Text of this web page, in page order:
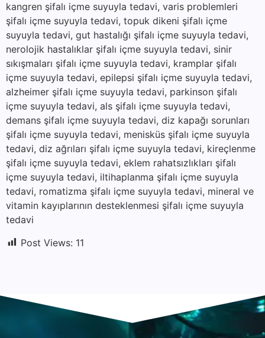
kangren şifalı içme suyuyla tedavi, varis problemleri
şifalı içme suyuyla tedavi, topuk dikeni şifalı içme
suyuyla tedavi, gut hastalığı şifalı içme suyuyla tedavi,
nerolojik hastalıklar şifalı içme suyuyla tedavi, sinir
sıkışmaları şifalı içme suyuyla tedavi, kramplar şifalı
içme suyuyla tedavi, epilepsi şifalı içme suyuyla tedavi,
alzheimer şifalı içme suyuyla tedavi, parkinson şifalı
içme suyuyla tedavi, als şifalı içme suyuyla tedavi,
demans şifalı içme suyuyla tedavi, diz kapağı sorunları
şifalı içme suyuyla tedavi, menisküs şifalı içme suyuyla
tedavi, diz ağrıları şifalı içme suyuyla tedavi, kireçlenme
şifalı içme suyuyla tedavi, eklem rahatsızlıkları şifalı
içme suyuyla tedavi, iltihaplanma şifalı içme suyuyla
tedavi, romatizma şifalı içme suyuyla tedavi, mineral ve
vitamin kayıplarının desteklenmesi şifalı içme suyuyla
tedavi
Post Views: 11